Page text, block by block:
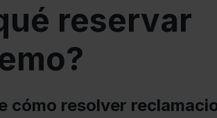
reservar
cómo resolver